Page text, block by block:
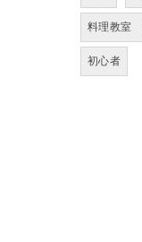
料理教室
初心者